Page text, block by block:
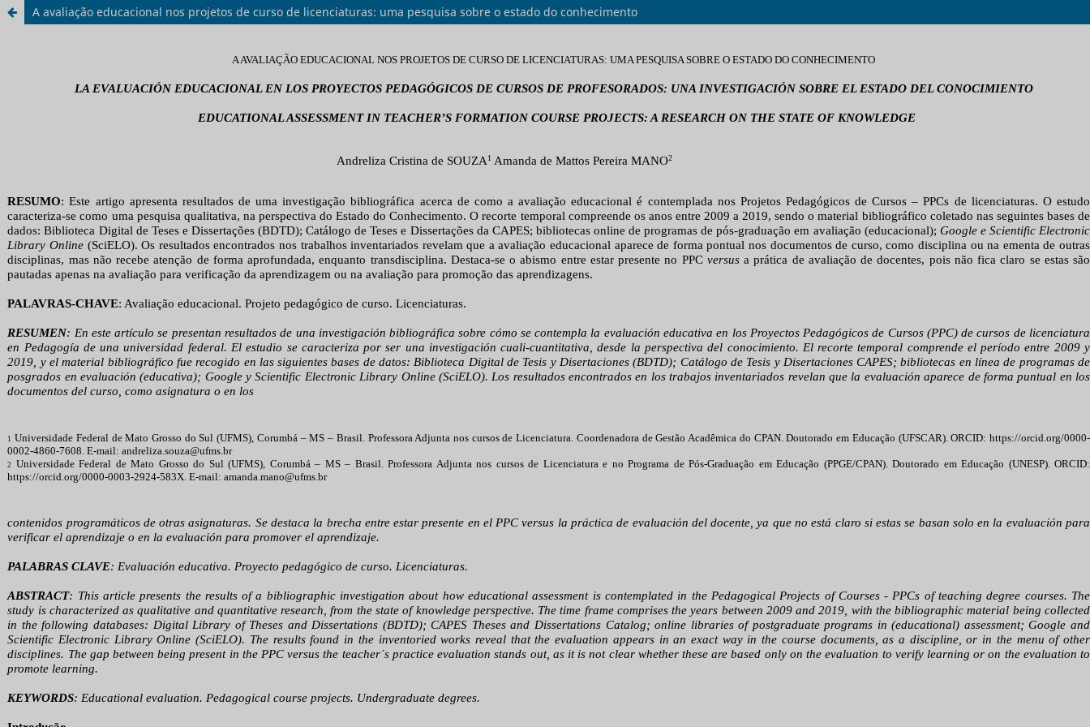
A avaliação educacional nos projetos de curso de licenciaturas: uma pesquisa sobre o estado do conhecimento